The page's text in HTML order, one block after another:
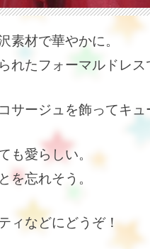
素材で華やかに。
れたフォーマルドレス
サージュを飾ってキュ
も愛らしい。
を忘れそう。
ィなどにどうぞ！